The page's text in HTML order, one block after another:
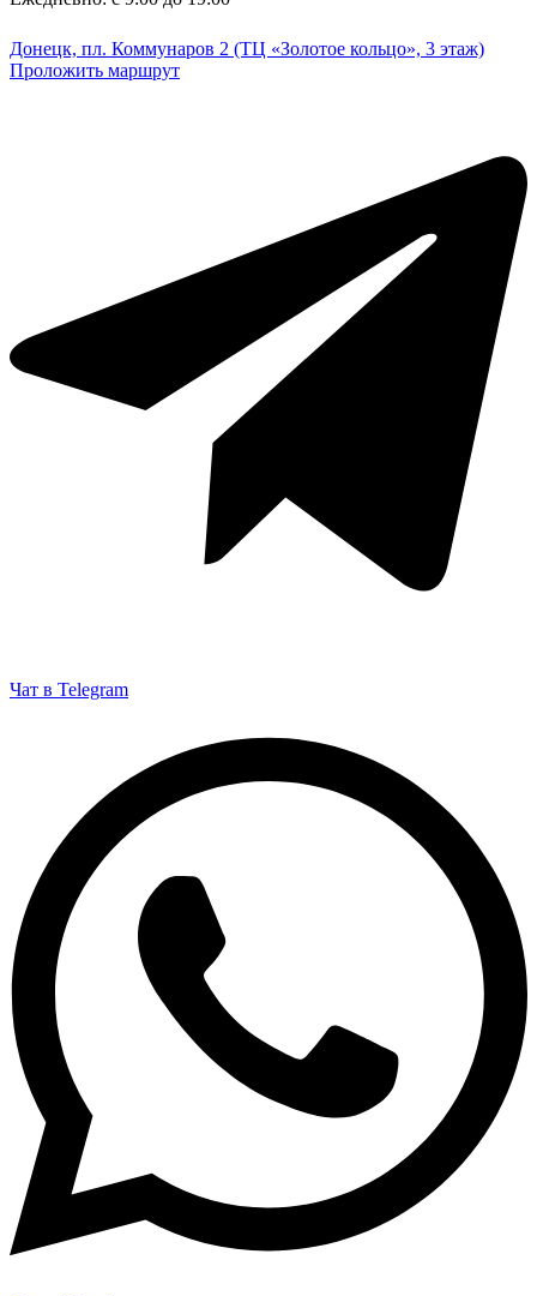
Донецк, пл. Коммунаров 2 (ТЦ «Золотое кольцо», 3 этаж)
Проложить маршрут
Чат в Telegram